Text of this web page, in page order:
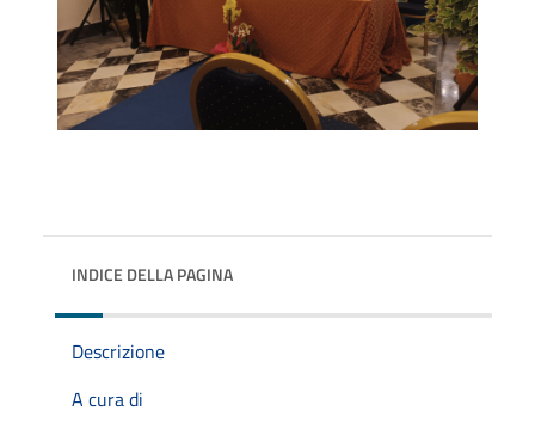
INDICE DELLA PAGINA
Descrizione
A cura di